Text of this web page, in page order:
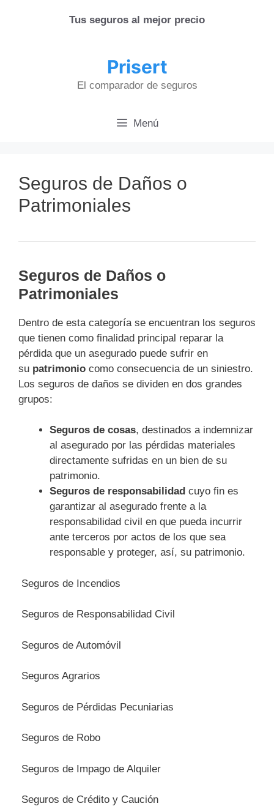
Tus seguros al mejor precio
Prisert
El comparador de seguros
Menú
Seguros de Daños o
Patrimoniales
Seguros de Daños o
Patrimoniales
Dentro de esta categoría se encuentran los seguros
que tienen como finalidad principal reparar la
pérdida que un asegurado puede sufrir en
su patrimonio como consecuencia de un siniestro.
Los seguros de daños se dividen en dos grandes
grupos:
Seguros de cosas, destinados a indemnizar
al asegurado por las pérdidas materiales
directamente sufridas en un bien de su
patrimonio.
Seguros de responsabilidad cuyo fin es
garantizar al asegurado frente a la
responsabilidad civil en que pueda incurrir
ante terceros por actos de los que sea
responsable y proteger, así, su patrimonio.
Seguros de Incendios
Seguros de Responsabilidad Civil
Seguros de Automóvil
Seguros Agrarios
Seguros de Pérdidas Pecuniarias
Seguros de Robo
Seguros de Impago de Alquiler
Seguros de Crédito y Caución